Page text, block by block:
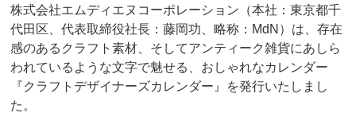
株式会社エムディエヌコーポレーション（本社：東京都千
代田区、代表取締役社長：藤岡功、略称：MdN）は、存在
感のあるクラフト素材、そしてアンティーク雑貨にあしら
われているような文字で魅せる、おしゃれなカレンダー
『クラフトデザイナーズカレンダー』を発行いたしまし
た。